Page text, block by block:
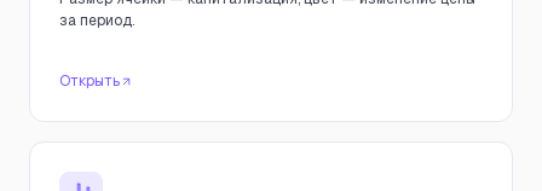
за период.
Открыть